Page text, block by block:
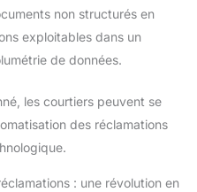
non structurés en
exploitables dans un
de données.
les courtiers peuvent se
des réclamations
: une révolution en